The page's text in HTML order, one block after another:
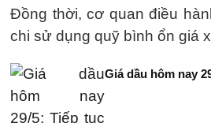
Đồng thời, cơ quan điều
chi sử dụng quỹ bình ổn giá
Giá dầu hôm nay